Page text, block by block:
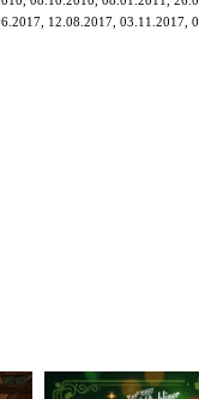
12.08.2017,